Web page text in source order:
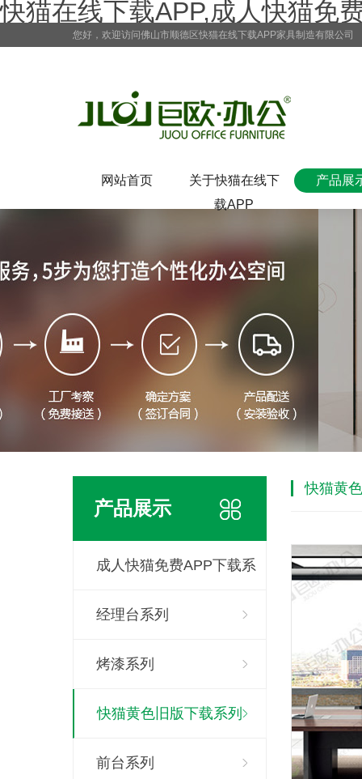
快猫在线下载APP,成人快猫免
您好，欢迎访问佛山市顺德区快猫在线下载APP家具制造有限公司
网站首页
关于快猫在线下
载APP
产品展
产品展示
成人快猫免费APP下载系
列
经理台系列
烤漆系列
快猫黄色旧版下载系列
前台系列
快猫黄